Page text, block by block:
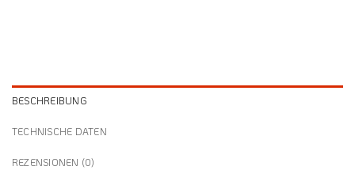
BESCHREIBUNG
TECHNISCHE DATEN
REZENSIONEN (0)